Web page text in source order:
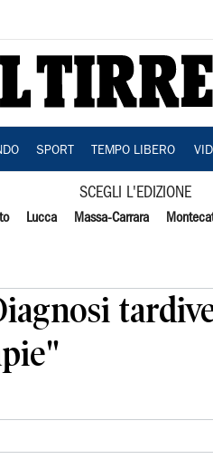
SPORT TEMPO LIBERO
SCEGLI L'EDIZIONE
Lucca Massa-Carrara